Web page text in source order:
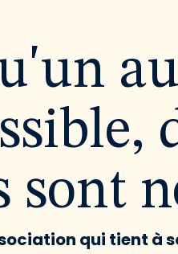
sont
qui tient à